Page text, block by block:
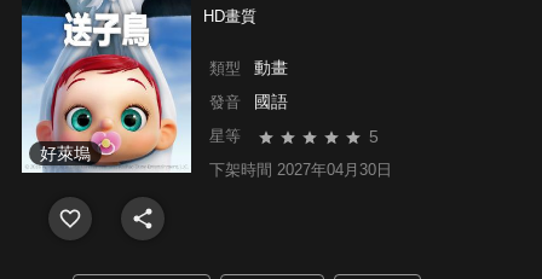
好萊塢
HD畫質
類型 動畫
發音 國語
星等 5
下架時間 2027年04月30日